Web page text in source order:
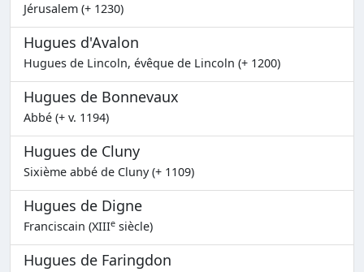
Jérusalem (+ 1230)
Hugues d'Avalon
Hugues de Lincoln, évêque de Lincoln (+ 1200)
Hugues de Bonnevaux
Abbé (+ v. 1194)
Hugues de Cluny
Sixième abbé de Cluny (+ 1109)
Hugues de Digne
Franciscain (XIIIe siècle)
Hugues de Faringdon